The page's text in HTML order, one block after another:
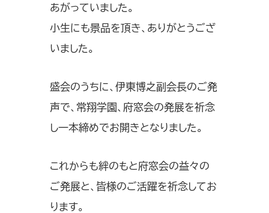
あがっていました。
小生にも景品を頂き、ありがとうござ
いました。
盛会のうちに、伊東博之副会長のご発
声で、常翔学園、府窓会の発展を祈念
し一本締めでお開きとなりました。
これからも絆のもと府窓会の益々の
ご発展と、皆様のご活躍を祈念してお
ります。